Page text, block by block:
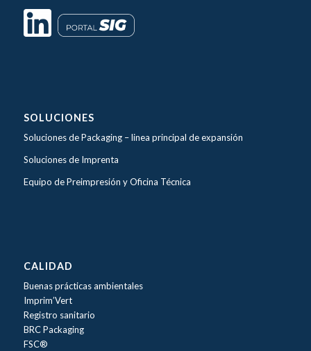
SOLUCIONES
Soluciones de Packaging –linea principal de expansión
Soluciones de Imprenta
Equipo de Preimpresión y Oficina Técnica
CALIDAD
Buenas prácticas ambientales
Imprim’Vert
Registro sanitario
BRC Packaging
FSC®